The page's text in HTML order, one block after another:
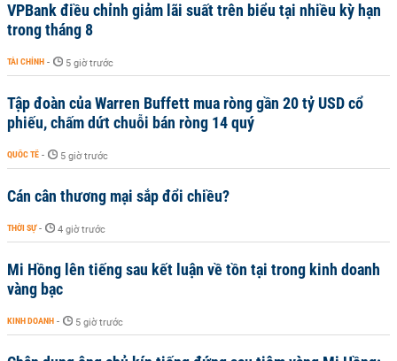
VPBank điều chỉnh giảm lãi suất trên biểu tại nhiều kỳ hạn
trong tháng 8
TÀI CHÍNH - 5 giờ trước
Tập đoàn của Warren Buffett mua ròng gần 20 tỷ USD cổ
phiếu, chấm dứt chuỗi bán ròng 14 quý
QUỐC TẾ - 5 giờ trước
Cán cân thương mại sắp đổi chiều?
THỜI SỰ - 4 giờ trước
Mi Hồng lên tiếng sau kết luận về tồn tại trong kinh doanh
vàng bạc
KINH DOANH - 5 giờ trước